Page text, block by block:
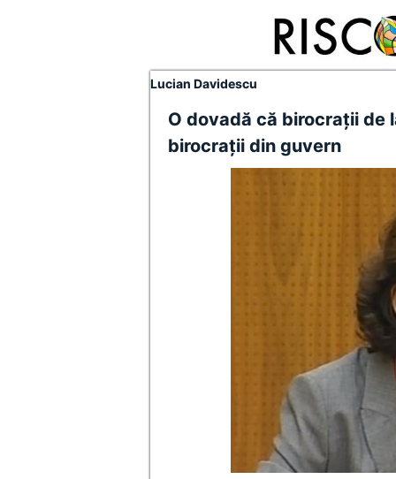
Lucian Davidescu
O dovadă că birocraţii de
birocraţii din guvern